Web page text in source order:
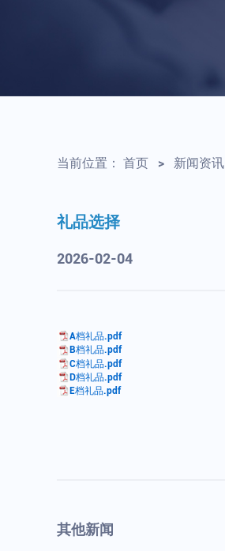
当前位置： 首页 > 新闻资讯
礼品选择
2026-02-04
A档礼品.pdf
B档礼品.pdf
C档礼品.pdf
D档礼品.pdf
E档礼品.pdf
其他新闻